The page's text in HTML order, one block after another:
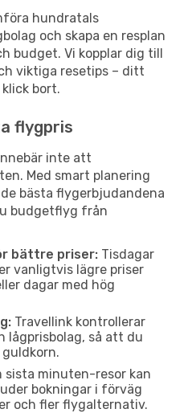
hundratals
och skapa en resplan
budget. Vi kopplar dig till
viktiga resetips – ditt
bort.
flygpris
inte att
Med smart planering
bästa flygerbjudandena
budgetflyg från
bättre priser: Tisdagar
vanligtvis lägre priser
dagar med hög
Travellink kontrollerar
lågprisbolag, så att du
sista minuten-resor kan
bokningar i förväg
och fler flygalternativ.